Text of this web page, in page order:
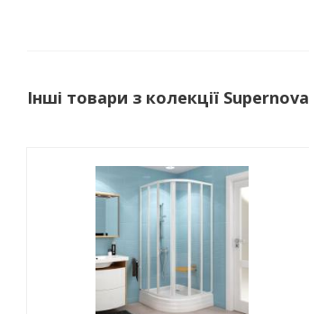
Інші товари з колекції Supernova